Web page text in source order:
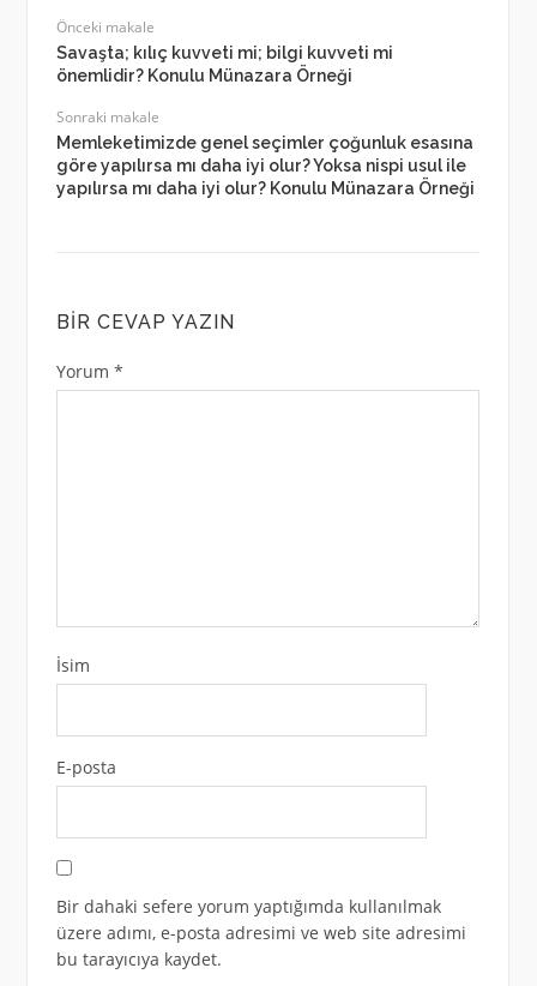
Önceki makale
Savaşta; kılıç kuvveti mi; bilgi kuvveti mi
önemlidir? Konulu Münazara Örneği
Sonraki makale
Memleketimizde genel seçimler çoğunluk esasına
göre yapılır­sa mı daha iyi olur? Yoksa nispi usul ile
yapılırsa mı daha iyi olur? Konulu Münazara Örneği
BIR CEVAP YAZIN
Yorum *
İsim
E-posta
Bir dahaki sefere yorum yaptığımda kullanılmak
üzere adımı, e-posta adresimi ve web site adresimi
bu tarayıcıya kaydet.